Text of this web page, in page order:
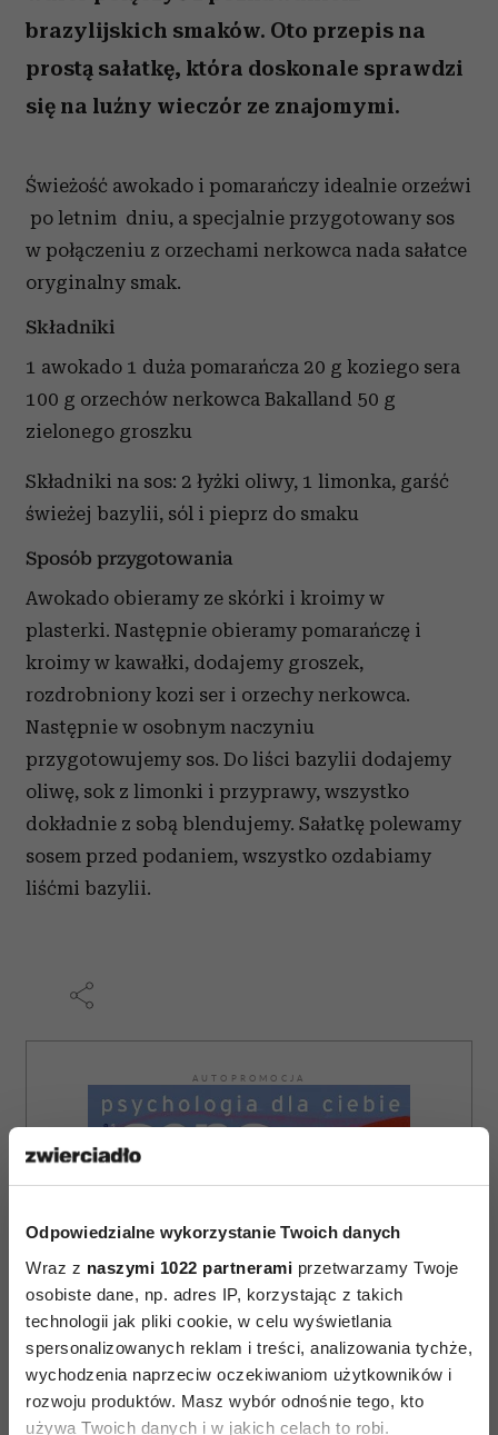
Odpowiedzialne wykorzystanie Twoich danych
Wraz z naszymi 1022 partnerami przetwarzamy Twoje
osobiste dane, np. adres IP, korzystając z takich
technologii jak pliki cookie, w celu wyświetlania
spersonalizowanych reklam i treści, analizowania tychże,
wychodzenia naprzeciw oczekiwaniom użytkowników i
rozwoju produktów. Masz wybór odnośnie tego, kto
używa Twoich danych i w jakich celach to robi.
brazylijskich smaków. Oto przepis na
prostą sałatkę, która doskonale sprawdzi
się na luźny wieczór ze znajomymi.
Świeżość awokado i pomarańczy idealnie orzeźwi
po letnim dniu, a specjalnie przygotowany sos
w połączeniu z orzechami nerkowca nada sałatce
oryginalny smak.
Składniki
1 awokado 1 duża pomarańcza 20 g koziego sera
100 g orzechów nerkowca Bakalland 50 g
zielonego groszku
Składniki na sos: 2 łyżki oliwy, 1 limonka, garść
świeżej bazylii, sól i pieprz do smaku
Sposób przygotowania
Awokado obieramy ze skórki i kroimy w
plasterki. Następnie obieramy pomarańczę i
kroimy w kawałki, dodajemy groszek,
rozdrobniony kozi ser i orzechy nerkowca.
Następnie w osobnym naczyniu
przygotowujemy sos. Do liści bazylii dodajemy
oliwę, sok z limonki i przyprawy, wszystko
dokładnie z sobą blendujemy. Sałatkę polewamy
sosem przed podaniem, wszystko ozdabiamy
liśćmi bazylii.
AUTOPROMOCJA